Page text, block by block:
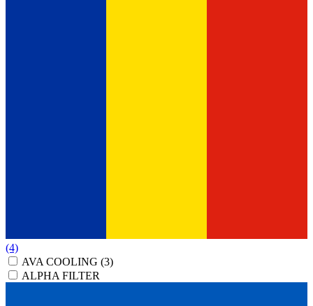
(4)
AVA COOLING (3)
ALPHA FILTER